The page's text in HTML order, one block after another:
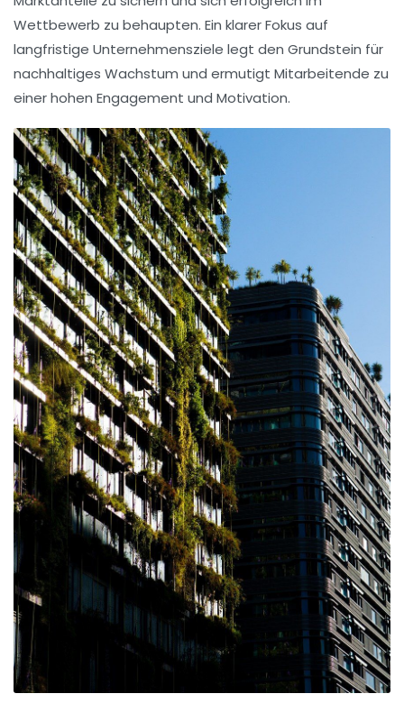
Wettbewerb zu behaupten. Ein klarer Fokus auf
langfristige Unternehmensziele legt den Grundstein für
nachhaltiges Wachstum und ermutigt Mitarbeitende zu
einer hohen Engagement und Motivation.